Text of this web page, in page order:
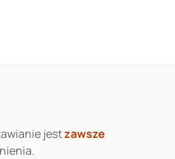
jestzawsze